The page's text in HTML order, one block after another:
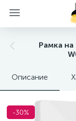
Рамка на
Описание
-30%